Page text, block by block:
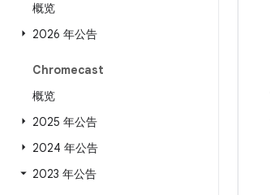
概览
2026 年公告
Chromecast
概览
2025 年公告
2024 年公告
2023 年公告